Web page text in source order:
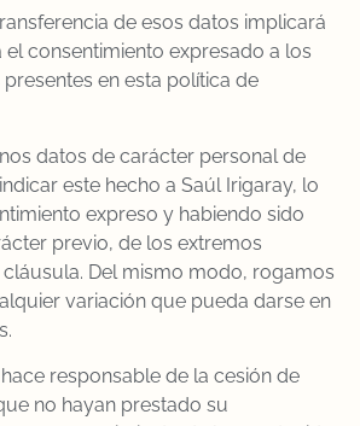
de esos datos implicará
consentimiento expresado a los
en esta política de
datos de carácter personal de
este hecho a Saúl Irigaray, lo
expreso y habiendo sido
previo, de los extremos
Del mismo modo, rogamos
variación que pueda darse en
responsable de la cesión de
no hayan prestado su